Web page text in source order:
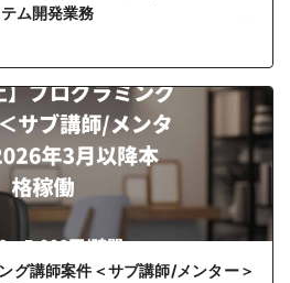
ム開発業務
グ講師案件＜サブ講師/メンター＞